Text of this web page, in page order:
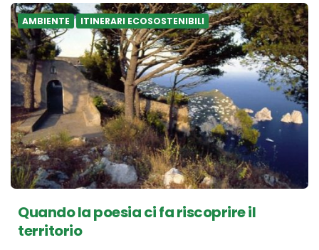
AMBIENTE ITINERARI ECOSOSTENIBILI
Quando la poesia ci fa riscoprire il
territorio